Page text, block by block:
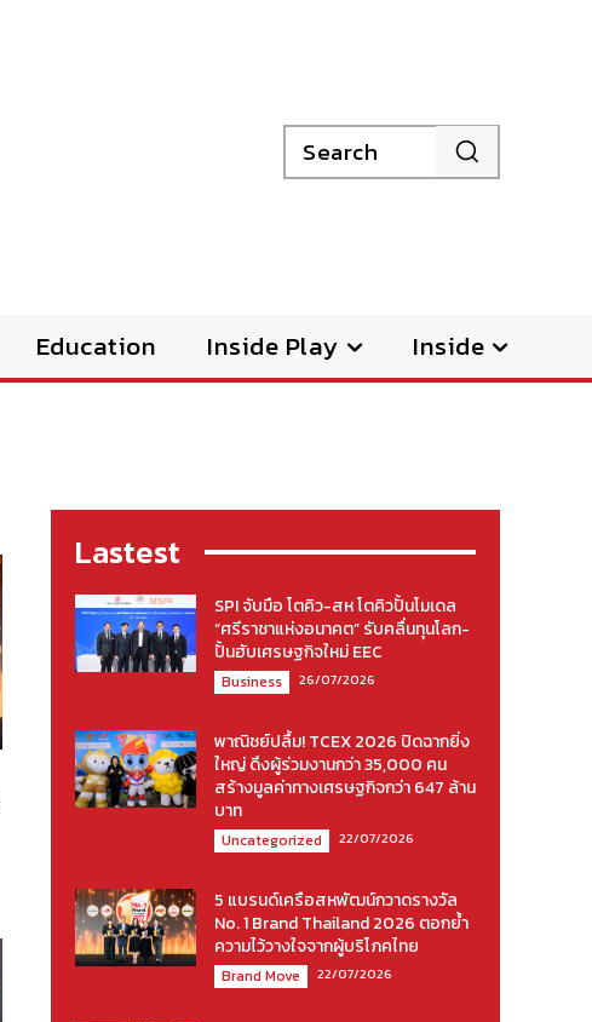
Search
Education Inside Play Inside
Lastest
SPI จับมือ โตคิว-สห โตคิวปั้นโมเดล
“ศรีราชาแห่งอนาคต” รับคลื่นทุนโลก-
ปั้นฮับเศรษฐกิจใหม่ EEC
Business 26/07/2026
พาณิชย์ปลื้ม! TCEX 2026 ปิดฉากยิ่ง
ใหญ่ ดึงผู้ร่วมงานกว่า 35,000 คน
สร้างมูลค่าทางเศรษฐกิจกว่า 647 ล้าน
บาท
Uncategorized 22/07/2026
5 แบรนด์เครือสหพัฒน์กวาดรางวัล
No. 1 Brand Thailand 2026 ตอกย้ำ
ความไว้วางใจจากผู้บริโภคไทย
Brand Move 22/07/2026